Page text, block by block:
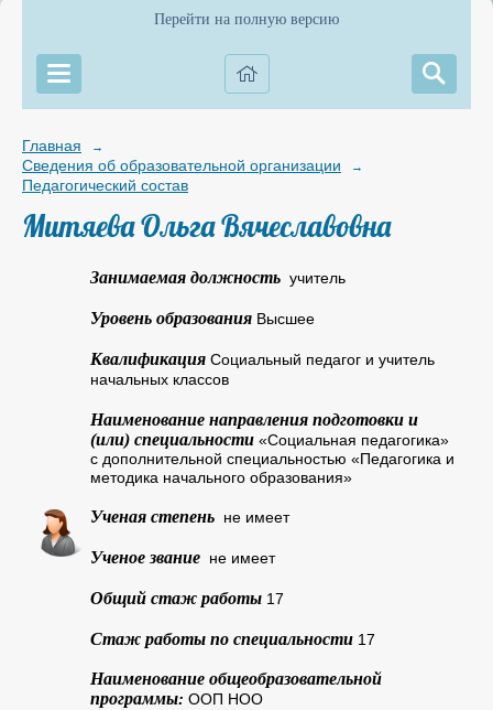
Перейти на полную версию
Главная →
Сведения об образовательной организации →
Педагогический состав
Митяева Ольга Вячеславовна
Занимаемая должность учитель
Уровень образования Высшее
Квалификация Социальный педагог и учитель
начальных классов
Наименование направления подготовки и
(или) специальности «Социальная педагогика»
с дополнительной специальностью «Педагогика и
методика начального образования»
Ученая степень не имеет
Ученое звание не имеет
Общий стаж работы 17
Стаж работы по специальности 17
Наименование общеобразовательной
программы: ООП НОО